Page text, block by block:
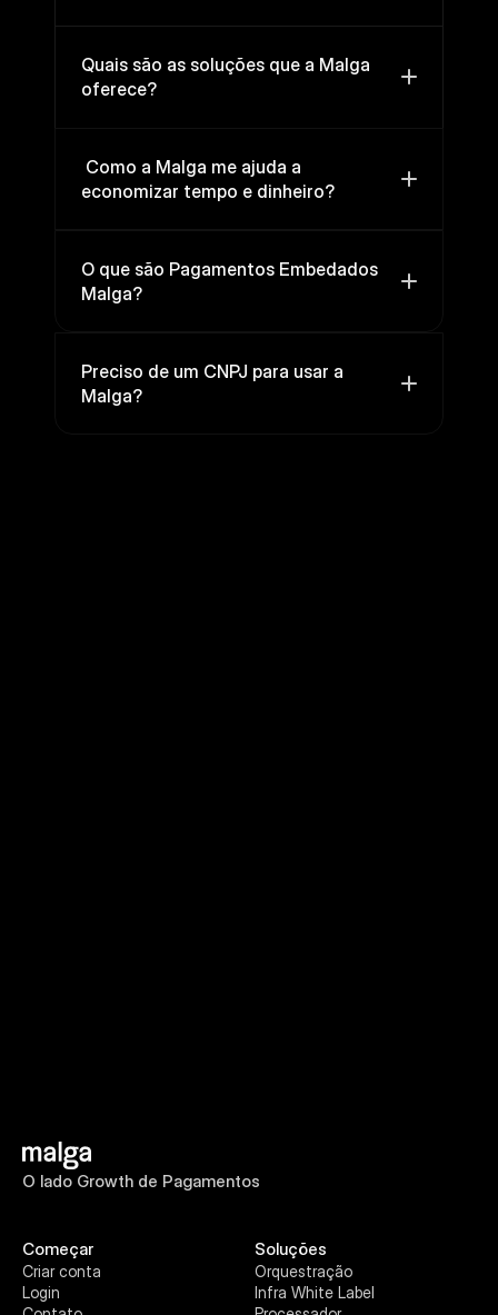
Quais são as soluções que a Malga
oferece?
economizar tempo e dinheiro?
O que são Pagamentos Embedados
Malga?
Preciso de um CNPJ para usar a
Malga?
O lado Growth de Pagamentos
Soluções
Orquestração
Infra White Label
Começar
Criar conta
Login